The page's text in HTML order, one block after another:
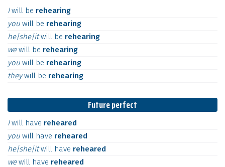
Iwill be rehearing
you will be rehearing
he|she|itwill be rehearing
wewill be rehearing
you will be rehearing
theywill be rehearing
Future perfect
Iwill have reheared
you will have reheared
he|she|itwill have reheared
wewill have reheared